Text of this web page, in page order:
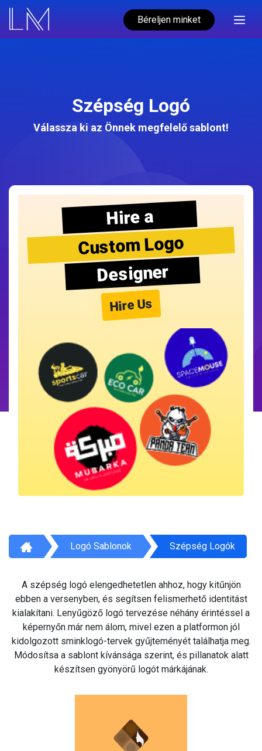
Béreljen minket
Szépség Logó
Válassza ki az Önnek megfelelő sablont!
Hire a
Custom Logo
Designer
Hire Us
Logó Sablonok Szépség Logók
A szépség logó elengedhetetlen ahhoz, hogy kitűnjön
ebben a versenyben, és segítsen felismerhető identitást
kialakítani. Lenyűgöző logó tervezése néhány érintéssel a
képernyőn már nem álom, mivel ezen a platformon jól
kidolgozott sminklogó-tervek gyűjteményét találhatja meg.
Módosítsa a sablont kívánsága szerint, és pillanatok alatt
készítsen gyönyörű logót márkájának.